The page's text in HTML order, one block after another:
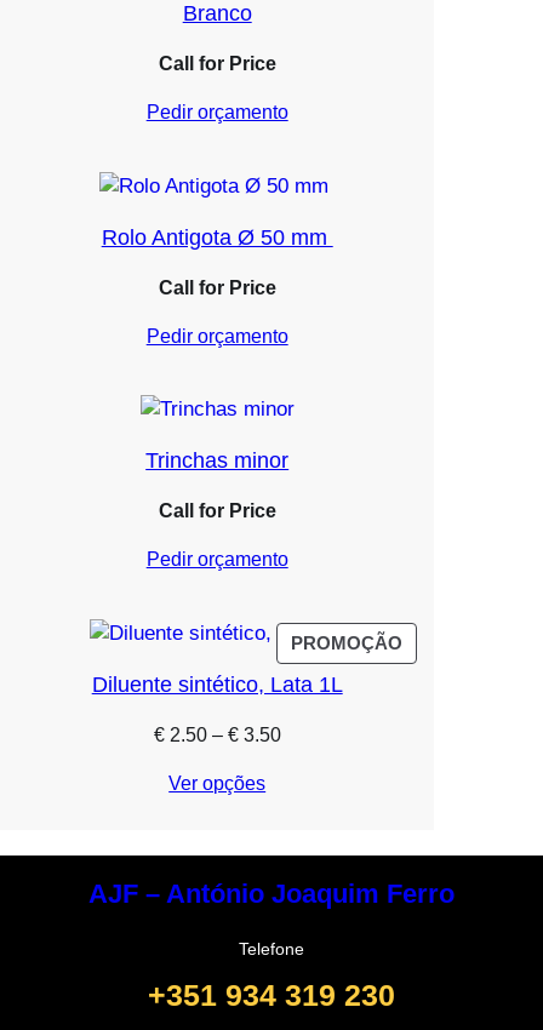
Branco
Call for Price
Pedir orçamento
Rolo Antigota Ø 50 mm
Call for Price
Pedir orçamento
Trinchas minor
Call for Price
Pedir orçamento
PROMOÇÃO
Diluente sintético, Lata 1L
€2.50 – €3.50Price
Ver opções
AJF – António Joaquim Ferro
Telefone
+351 934 319 230